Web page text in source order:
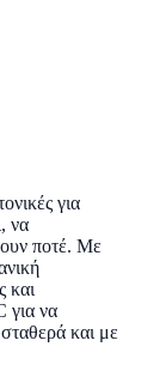
για
να
ποτέ. Με
και
για να
και με